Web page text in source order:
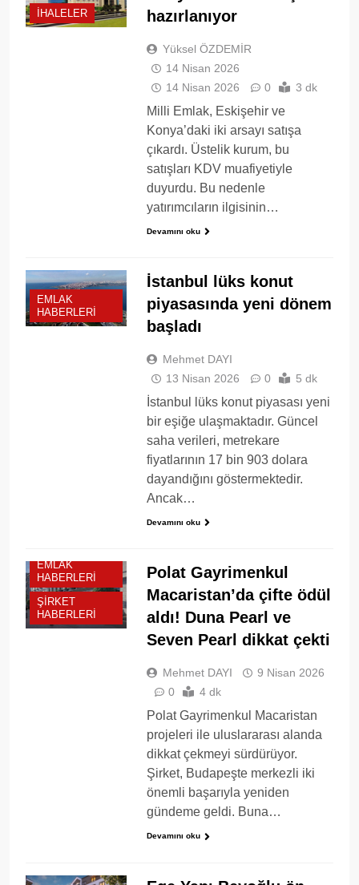
İHALELER
hazırlanıyor
Yüksel ÖZDEMİR
14 Nisan 2026
14 Nisan 2026
0 3 dk
Milli Emlak, Eskişehir ve
Konya’daki iki arsayı satışa
çıkardı. Üstelik kurum, bu
satışları KDV muafiyetiyle
duyurdu. Bu nedenle
yatırımcıların ilgisinin…
Devamını oku
EMLAK
HABERLERI
İstanbul lüks konut
piyasasında yeni dönem
başladı
Mehmet DAYI
13 Nisan 2026
0 5 dk
İstanbul lüks konut piyasası yeni
bir eşiğe ulaşmaktadır. Güncel
saha verileri, metrekare
fiyatlarının 17 bin 903 dolara
dayandığını göstermektedir.
Ancak…
Devamını oku
EMLAK
HABERLERI
ŞIRKET
HABERLERI
Polat Gayrimenkul
Macaristan’da çifte ödül
aldı! Duna Pearl ve
Seven Pearl dikkat çekti
Mehmet DAYI
9 Nisan 2026
0
4 dk
Polat Gayrimenkul Macaristan
projeleri ile uluslararası alanda
dikkat çekmeyi sürdürüyor.
Şirket, Budapeşte merkezli iki
önemli başarıyla yeniden
gündeme geldi. Buna…
Devamını oku